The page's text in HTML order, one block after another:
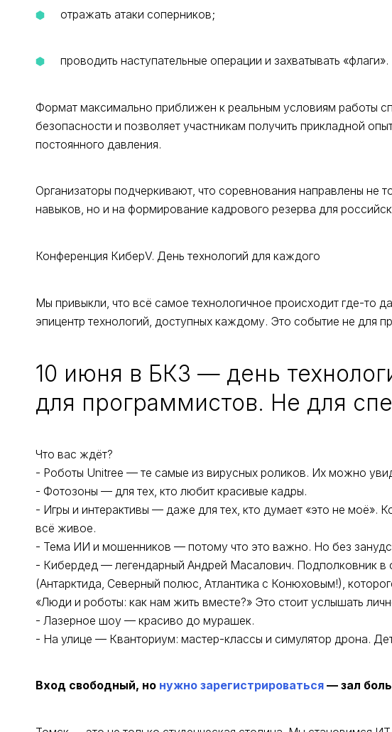
отражать атаки соперников;
проводить наступательные операции и захватывать «флаги».
Формат максимально приближен к реальным условиям работы
безопасности и позволяет участникам получить прикладной
постоянного давления.
Организаторы подчеркивают, что соревнования направлены не
навыков, но и на формирование кадрового резерва для
Конференция КиберV. День технологий для каждого
Мы привыкли, что всё самое технологичное происходит где-то
эпицентр технологий, доступных каждому. Это событие не для
10 июня в БКЗ — день
для программистов. Не для
Что вас ждёт?
- Роботы Unitree — те самые из вирусных роликов. Их можно
- Фотозоны — для тех, кто любит красивые кадры.
- Игры и интерактивы — даже для тех, кто думает «это не моё».
всё живое.
- Тема ИИ и мошенников — потому что это важно. Но без
- Кибердед — легендарный Андрей Масалович. Подполковник в
(Антарктида, Северный полюс, Атлантика с Конюховым!),
«Люди и роботы: как нам жить вместе?» Это стоит услышать
- Лазерное шоу — красиво до мурашек.
- На улице — Кванториум: мастер-классы и симулятор дрона.
Вход свободный, но нужно зарегистрироваться— зал